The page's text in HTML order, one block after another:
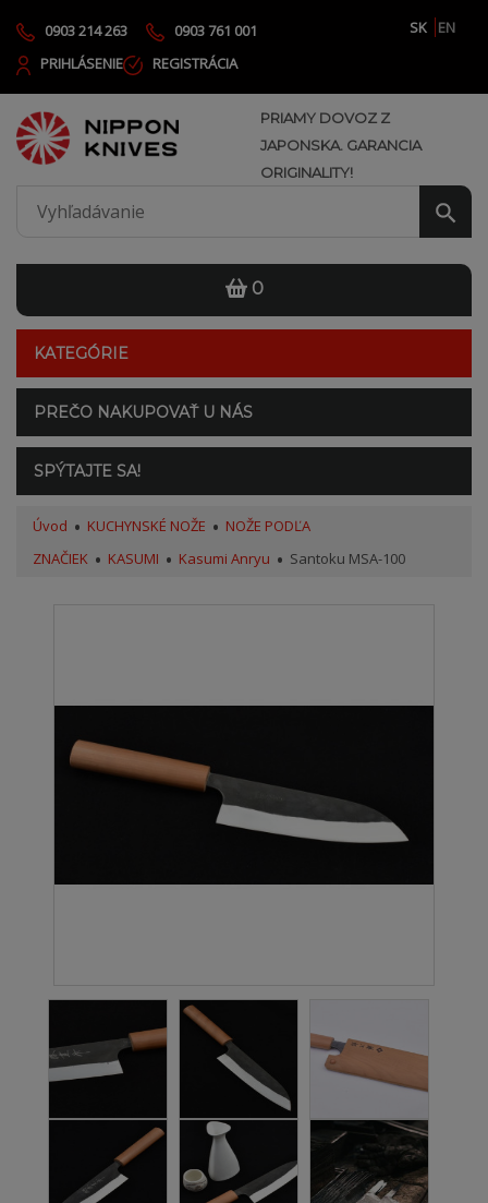
0903 214 263 0903 761 001 SK
EN
PRIHLÁSENIE
REGISTRÁCIA
PRIAMY DOVOZ Z
JAPONSKA. GARANCIA
ORIGINALITY!
0
KATEGÓRIE
PREČO NAKUPOVAŤ U NÁS
SPÝTAJTE SA!
Úvod KUCHYNSKÉ NOŽE
NOŽE PODĽA
ZNAČIEK
KASUMI Kasumi Anryu Santoku MSA-100